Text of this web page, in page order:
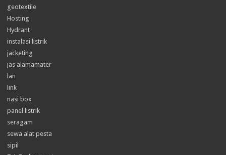
geotextile
Hosting
Hydrant
instalasi listrik
jacketing
jas alamamater
lan
link
nasi box
panel listrik
seragam
sewa alat pesta
sipil